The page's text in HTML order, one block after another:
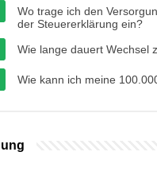
Wo trage ich den
der Steuererklärung ein?
Wie lange dauert Wechsel
Wie kann ich meine